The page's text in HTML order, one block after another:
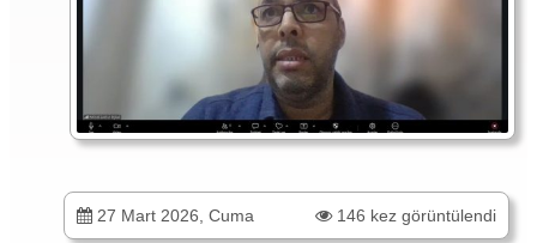
27 Mart 2026, Cuma 146 kez görüntülendi